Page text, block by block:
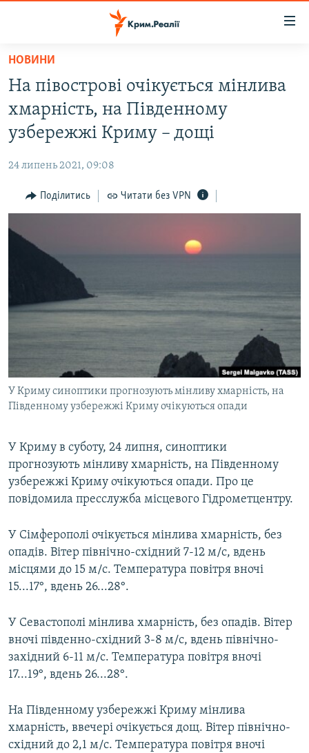
Перейти
основного
матеріалу
Перейти
до
основної
Перейти
до
пошуку
ВІДЕО ТА ФОТО
БЛОГИ
ПОГЛЯД
ВСЕ ЗА ДЕНЬ
СПЕЦПРОЕКТИ
ДЕПОРТАЦІЯ
СВІДЧЕННЯ ОКУПАЦІЇ
УКРАЇНСЬКА ПРОБЛЕМА КРИМУ
ІНФОГРАФІКА
ЯК ОБІЙТИ БЛОКУВАННЯ
Русский
Qırımtatar
ДОЛУЧАЙСЯ!
Усі сайти RFE/RL
НОВИНИ
На півострові очікується мінлива
хмарність, на Південному
узбережжі Криму – дощі
24 липень 2021, 09:08
Поділитись Читати без VPN
У Криму синоптики прогнозують мінливу хмарність, на
Південному узбережжі Криму очікуються опади
У Криму в суботу, 24 липня, синоптики
прогнозують мінливу хмарність, на Південному
узбережжі Криму очікуються опади. Про це
повідомила пресслужба місцевого Гідрометцентру.
У Сімферополі очікується мінлива хмарність, без
опадів. Вітер північно-східний 7-12 м/с, вдень
місцями до 15 м/с. Температура повітря вночі
15...17°, вдень 26...28°.
У Севастополі мінлива хмарність, без опадів. Вітер
вночі південно-східний 3-8 м/с, вдень північно-
західний 6-11 м/с. Температура повітря вночі
17...19°, вдень 26...28°.
На Південному узбережжі Криму мінлива
хмарність, ввечері очікується дощ. Вітер північно-
східний до 2,1 м/с. Температура повітря вночі